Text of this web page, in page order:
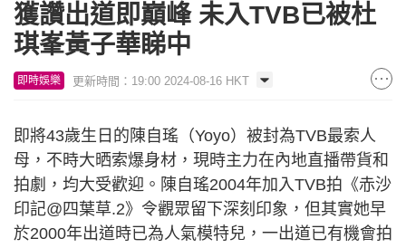
獲讚出道即巔峰 未入TVB已被杜
琪峯黃子華睇中
即時娛樂 更新時間：19:00 2024-08-16 HKT
即將43歲生日的陳自瑤（Yoyo）被封為TVB最索人
母，不時大晒索爆身材，現時主力在內地直播帶貨和
拍劇，均大受歡迎。陳自瑤2004年加入TVB拍《赤沙
印記@四葉草.2》令觀眾留下深刻印象，但其實她早
於2000年出道時已為人氣模特兒，一出道已有機會拍